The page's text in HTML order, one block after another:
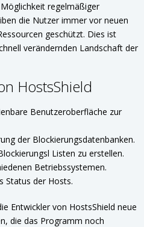
regelmäßiger
die Nutzer immer vor neuen
geschützt. Dies ist
verändernden Landschaft der
HostsShield
Benutzeroberfläche zur
der Blockierungsdatenbanken.
Listen zu erstellen.
Betriebssystemen.
Status der Hosts.
Entwickler von HostsShield neue
die das Programm noch